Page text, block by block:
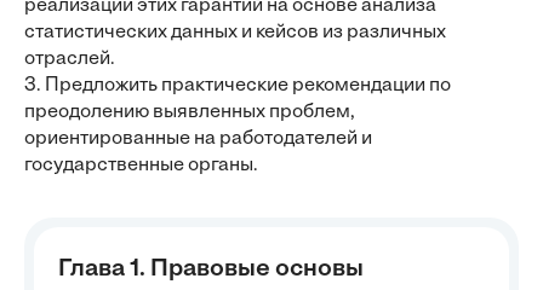
реализации этих гарантий на основе анализа
статистических данных и кейсов из различных
отраслей.
3. Предложить практические рекомендации по
преодолению выявленных проблем,
ориентированные на работодателей и
государственные органы.
Глава 1. Правовые основы